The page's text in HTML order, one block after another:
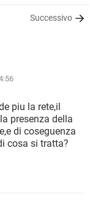
Successivo
piu la rete,il
presenza della
di coseguenza
cosa si tratta?